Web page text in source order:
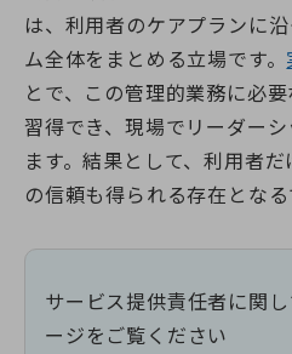
は、利用者のケアプランに
ム全体をまとめる立場です。
とで、この管理的業務に必
習得でき、現場でリーダー
ます。結果として、利用者
の信頼も得られる存在となる
サービス提供責任者に関
ージをご覧ください